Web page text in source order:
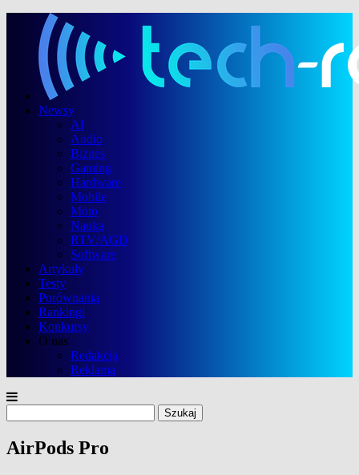
Newsy
AI
Audio
Biznes
Gaming
Hardware
Mobile
Moto
Nauka
RTV/AGD
Software
Artykuły
Testy
Porównania
Rankingi
Konkursy
O nas
Redakcja
Reklama
AirPods Pro